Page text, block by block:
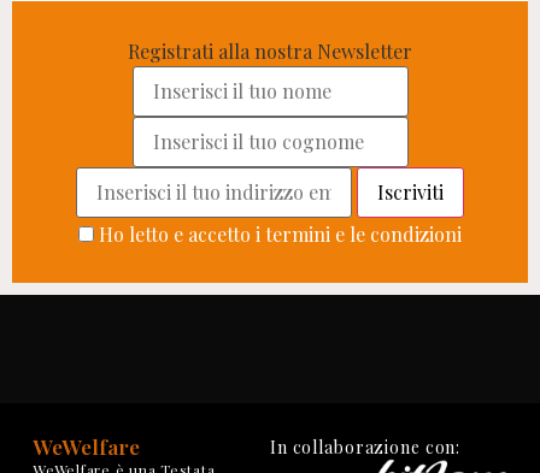
Registrati alla nostra Newsletter
Ho letto e accetto i termini e le condizioni
WeWelfare
WeWelfare è una Testata
In collaborazione con: